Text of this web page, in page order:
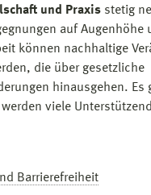
und Praxis stetig
auf Augenhöhe
können nachhaltige
die über gesetzliche
hinausgehen. Es
viele
Barrierefreiheit